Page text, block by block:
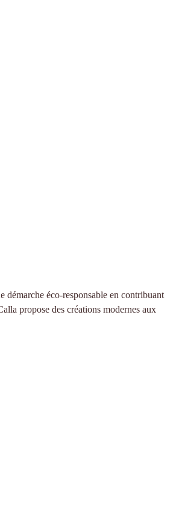
éco-responsable en contribuant
propose des créations modernes aux